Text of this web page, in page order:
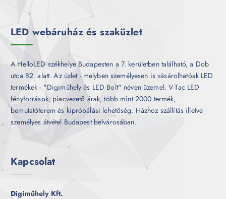
LED webáruház és szaküzlet
A HelloLED székhelye Budapesten a 7. kerületben található, a Dob
utca 82. alatt. Az üzlet - melyben személyesen is vásárolhatóak LED
termékek - "Digiműhely és LED Bolt" néven üzemel. V-Tac LED
fényforrások, piacvezető árak, több mint 2000 termék,
bemutatóterem és kipróbálási lehetőség. Házhoz szállítás illetve
személyes átvétel Budapest belvárosában.
Kapcsolat
Digiműhely Kft.